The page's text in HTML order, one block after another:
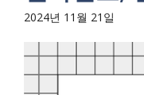
2024년 11월 21일